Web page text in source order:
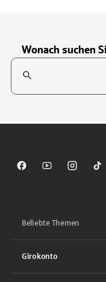
Wonach suchen
Suchfeld
Sparkasse auf Facebook
Sparkasse auf
Beliebte Themen
Girokonto